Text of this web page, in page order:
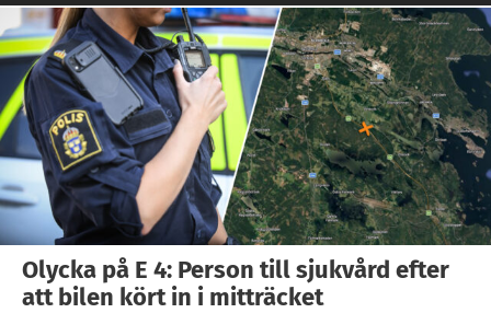
Olycka på E 4: Person till sjukvård efter
att bilen kört in i mitträcket